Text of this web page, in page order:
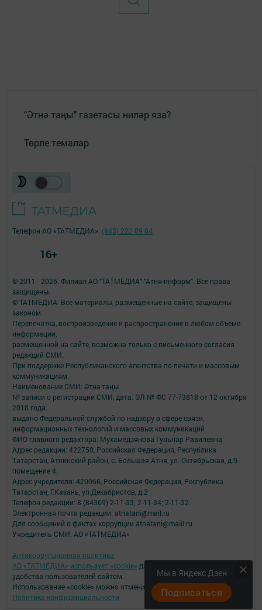
"Әтнә таңы" газетасы ниләр яза?
Төрле темалар
Мы в Яндекс Дзен
Подписаться
© 2011 - 2026. Филиал АО "ТАТМЕДИА" "Атня-информ". Все права
защищены.
© ТАТМЕДИА. Все материалы, размещенные на сайте, защищены
законом.
Перепечатка, воспроизведение и распространение в любом объеме
информации,
размещенной на сайте, возможна только с письменного согласия
редакций СМИ.
При поддержке Республиканского агентства по печати и массовым
коммуникациям.
Наименование СМИ: Әтнә таңы
№ записи о регистрации СМИ, дата: ЭЛ № ФС 77-73818 от 12 октября
2018 года.
выдано Федеральной службой по надзору в сфере связи,
информационных технологий и массовых коммуникаций
ФИО главного редактора: Мухамедзянова Гульнар Равилевна
Адрес редакции: 422750, Российская Федерация, Республика
Татарстан, Атнинский район, с. Большая Атня, ул. Октябрьская, д.9.
помещение 4.
Адрес учредителя: 420066, Российская Федерация, Республика
Татарстан, Г.Казань, ул.Декабристов, д.2
Телефон редакции: 8 (84369) 2-11-33; 2-11-34; 2-11-32.
Электронная почта редакции: atnatani@mail.ru
Для сообщений о фактах коррупции atnatani@maiil.ru
Учредитель СМИ: АО «ТАТМЕДИА»
Антикоррупционная политика
АО «ТАТМЕДИА» использует «cookie» для персонализации сервисов и
удобства пользователей сайтом.
Использование «cookie» можно отменить в настройках браузера.
Политика конфиденциальности
Телефон АО «ТАТМЕДИА»: (843) 222 09 84
16+